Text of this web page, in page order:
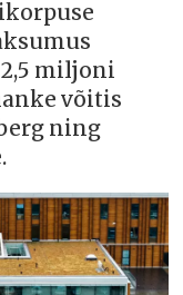
miljoni
võitis
ning